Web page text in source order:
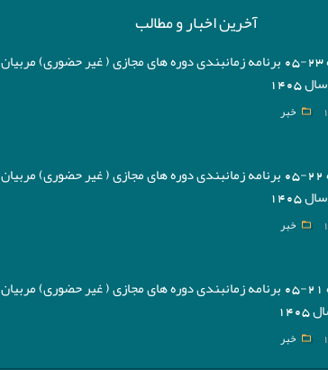
آخرین اخبار و مطالب
اطلاعیه شماره 23-05 برنامه زمانبندی دوره های مجازی ( غیر حضوری) مربیان
خبر
اطلاعیه شماره 22-05 برنامه زمانبندی دوره های مجازی ( غیر حضوری) مربیان
خبر
اطلاعیه شماره 21-05 برنامه زمانبندی دوره های مجازی ( غیر حضوری) مربیان
خبر